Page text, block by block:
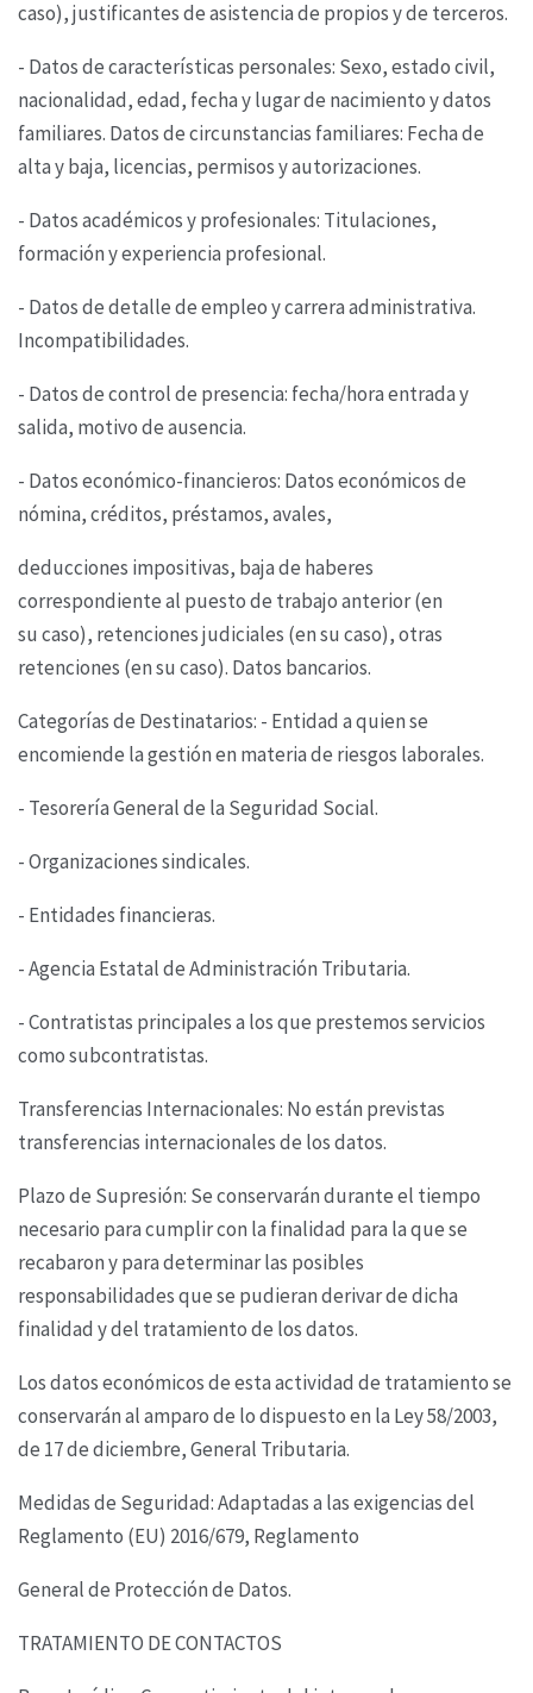
caso), justificantes deasistencia de propios y de terceros.
- Datos de características personales: Sexo, estado civil,
nacionalidad, edad, fecha y lugar de nacimiento y datos
familiares. Datos de circunstancias familiares: Fecha de
alta y baja, licencias, permisos y autorizaciones.
- Datos académicos y profesionales: Titulaciones,
formación y experiencia profesional.
- Datos de detalle de empleo y carrera administrativa.
Incompatibilidades.
- Datos de control de presencia: fecha/hora entrada y
salida, motivo de ausencia.
- Datos económico-financieros: Datos económicos de
nómina, créditos, préstamos, avales,
deducciones impositivas, baja de haberes
correspondiente al puesto de trabajo anterior (en
su caso), retenciones judiciales (en su caso), otras
retenciones (en su caso). Datos bancarios.
Categorías de Destinatarios: - Entidad a quien se
encomiende la gestión en materia de riesgos laborales.
- Tesorería General de la Seguridad Social.
- Organizaciones sindicales.
- Entidades financieras.
- Agencia Estatal de Administración Tributaria.
- Contratistas principales a los que prestemos servicios
como subcontratistas.
Transferencias Internacionales: No están previstas
transferencias internacionales de los datos.
Plazo de Supresión: Se conservarán durante el tiempo
necesario para cumplir con la finalidad para la que se
recabaron y para determinar las posibles
responsabilidades que se pudieran derivarde dicha
finalidad y del tratamiento de los datos.
Los datos económicos de esta actividad de tratamiento se
conservarán al amparo de lo dispuestoen la Ley 58/2003,
de 17 de diciembre, General Tributaria.
Medidas de Seguridad: Adaptadas a las exigencias del
Reglamento (EU) 2016/679, Reglamento
General de Protección de Datos.
TRATAMIENTO DE CONTACTOS